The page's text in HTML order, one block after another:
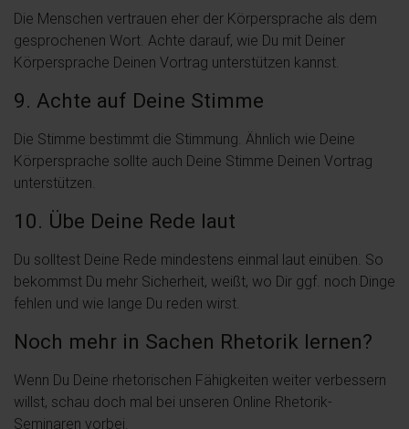
Die Menschen vertrauen eher der Körpersprache als dem
gesprochenen Wort. Achte darauf, wie Du mit Deiner
Körpersprache Deinen Vortrag unterstützen kannst.
9. Achte auf Deine Stimme
Die Stimme bestimmt die Stimmung. Ähnlich wie Deine
Körpersprache sollte auch Deine Stimme Deinen Vortrag
unterstützen.
10. Übe Deine Rede laut
Du solltest Deine Rede mindestens einmal laut einüben. So
bekommst Du mehr Sicherheit, weißt, wo Dir ggf. noch Dinge
fehlen und wie lange Du reden wirst.
Noch mehr in Sachen Rhetorik lernen?
Wenn Du Deine rhetorischen Fähigkeiten weiter verbessern
willst, schau doch mal bei unseren Online Rhetorik-
Seminaren vorbei.